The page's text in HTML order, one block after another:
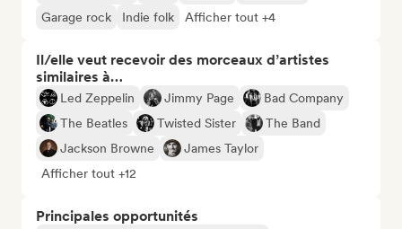
Garage rock
Indie folk Afficher tout +4
Il/elle veut recevoir des morceaux d’artistes
similaires à…
Led Zeppelin Jimmy Page
Bad Company
The Beatles
Twisted Sister
The Band
Jackson Browne
James Taylor
Afficher tout +12
Principales opportunités